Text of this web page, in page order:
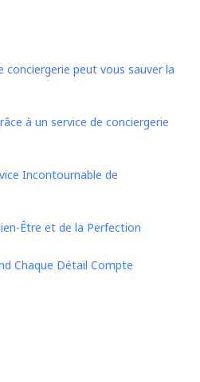
conciergerie peut vous sauver la
à un service de conciergerie
Incontournable de
Être et de la Perfection
Chaque Détail Compte